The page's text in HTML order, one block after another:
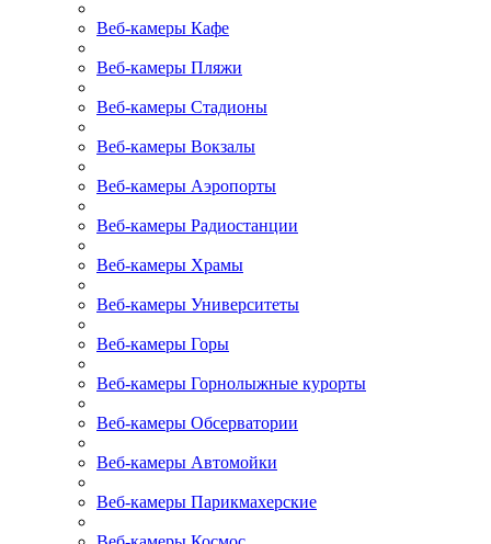
Веб-камеры Кафе
Веб-камеры Пляжи
Веб-камеры Стадионы
Веб-камеры Вокзалы
Веб-камеры Аэропорты
Веб-камеры Радиостанции
Веб-камеры Храмы
Веб-камеры Университеты
Веб-камеры Горы
Веб-камеры Горнолыжные курорты
Веб-камеры Обсерватории
Веб-камеры Автомойки
Веб-камеры Парикмахерские